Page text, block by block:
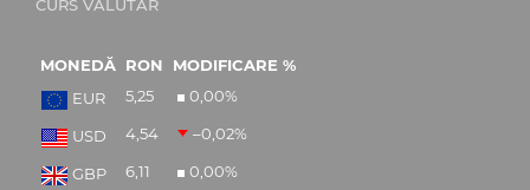
CURS VALUTAR
MONEDĂ RON
MODIFICARE %
EUR
5,25 0,00%
USD 4,54 –0,02%
GBP 6,11 0,00%